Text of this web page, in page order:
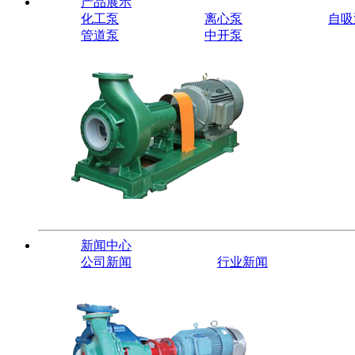
化工泵
离心泵 自
管道泵
中开泵
新闻中心
公司新闻
行业新闻